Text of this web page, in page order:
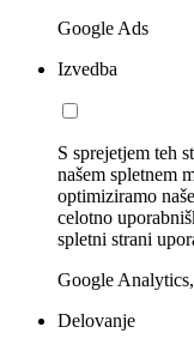
Google Ads
Izvedba
S sprejetjem teh
našem spletnem
optimiziramo
celotno
spletni strani
Google
Delovanje